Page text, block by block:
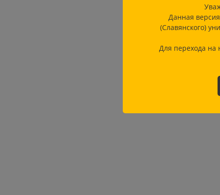
Данная
(Славянского)
Для перехода на